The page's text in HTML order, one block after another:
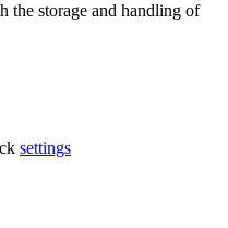
the storage and handling of
settings